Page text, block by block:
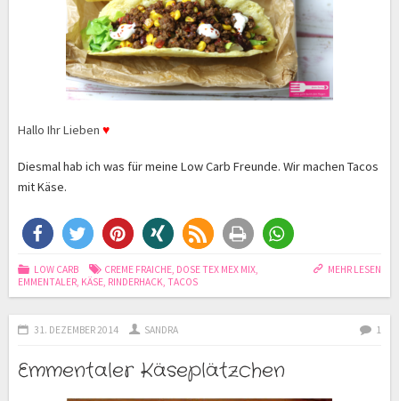
Hallo Ihr Lieben ♥
Diesmal hab ich was für meine Low Carb Freunde. Wir machen Tacos
mit Käse.
MEHR LESEN
LOW CARB CREME FRAICHE, DOSE TEX MEX MIX,
EMMENTALER, KÄSE, RINDERHACK, TACOS
31. DEZEMBER 2014 SANDRA 1
Emmentaler Käseplätzchen